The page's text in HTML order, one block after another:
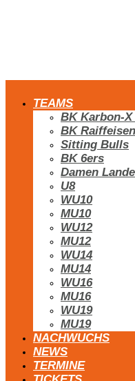
TEAMS
BK Karbon-X
BK
Sitting Bulls
BK 6ers
Damen
U8
WU10
MU10
WU12
MU12
WU14
MU14
WU16
MU16
WU19
MU19
NACHWUCHS
NEWS
TERMINE